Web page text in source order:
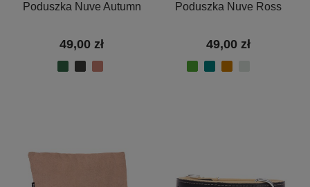
Poduszka Nuve Autumn
49,00 zł
Poduszka Nuve Ross
49,00 zł